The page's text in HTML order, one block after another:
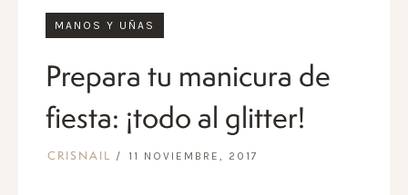
MANOS Y UÑAS
Prepara tu manicura de
fiesta: ¡todo al glitter!
CRISNAIL 11 NOVIEMBRE, 2017